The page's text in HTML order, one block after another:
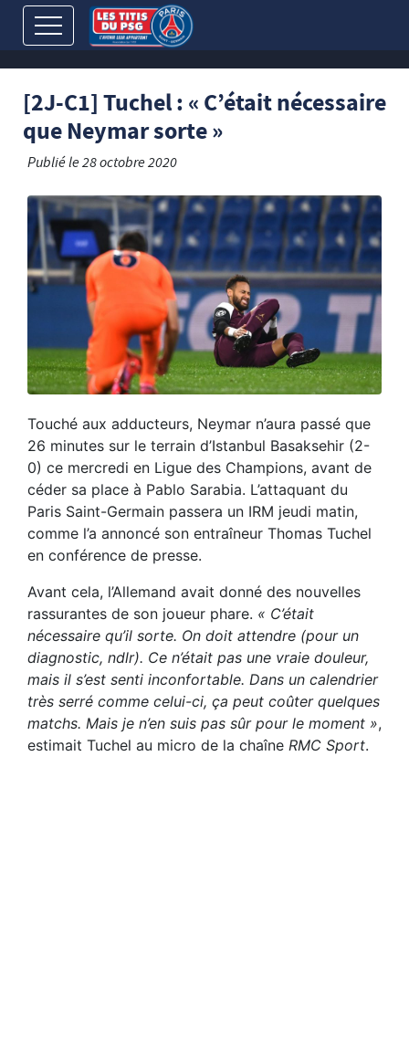
[2J-C1] Tuchel : « C’était nécessaire
que Neymar sorte »
Publié le28 octobre 2020
Touché aux adducteurs, Neymar n’aura passé que
26 minutes sur le terrain d’Istanbul Basaksehir (2-
0) ce mercredi en Ligue des Champions, avant de
céder sa place à Pablo Sarabia. L’attaquant du
Paris Saint-Germain passera un IRM jeudi matin,
comme l’a annoncé son entraîneur Thomas Tuchel
en conférence de presse.
Avant cela, l’Allemand avait donné des nouvelles
rassurantes de son joueur phare. « C’était
nécessaire qu’il sorte. On doit attendre (pour un
diagnostic, ndlr). Ce n’était pas une vraie douleur,
mais il s’est senti inconfortable. Dans un calendrier
très serré comme celui-ci, ça peut coûter quelques
matchs. Mais je n’en suis pas sûr pour le moment »,
estimait Tuchel au micro de la chaîne RMC Sport.